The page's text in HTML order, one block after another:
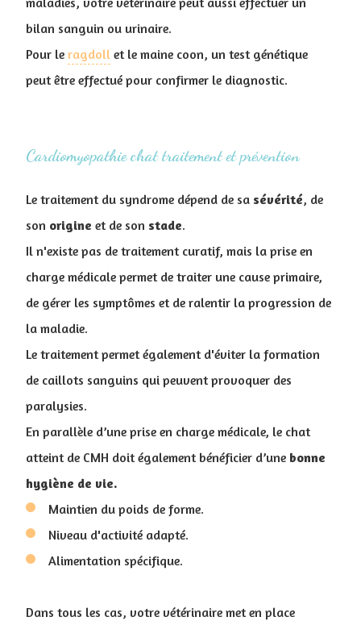
bilan sanguin ou urinaire.
Pour le ragdoll et le maine coon, un test génétique
peut être effectué pour confirmer le diagnostic.
Cardiomyopathie chat traitement et prévention
Le traitement du syndrome dépend de sa sévérité, de
son origine et de son stade.
Il n'existe pas de traitement curatif, mais la prise en
charge médicale permet de traiter une cause primaire,
de gérer les symptômes et de ralentir la progression de
la maladie.
Le traitement permet également d'éviter la formation
de caillots sanguins qui peuvent provoquer des
paralysies.
En parallèle d’une prise en charge médicale, le chat
atteint de CMH doit également bénéficier d’une bonne
hygiène de vie.
Maintien du poids de forme.
Niveau d'activité adapté.
Alimentation spécifique.
Dans tous les cas, votre vétérinaire met en place